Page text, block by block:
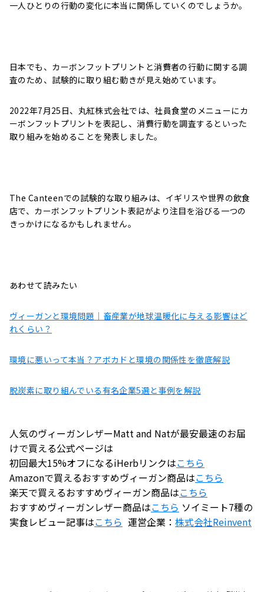
一人ひとりの行動の変化に本当に関係していくのでしょうか。
日本でも、カーボンフットプリントと消費者の行動に関する調
査のため、試験的に取り組む動きが見え始めています。
2022年7月25日、丸紅株式会社では、社員食堂のメニューにカ
ーボンフットプリントを表記し、消費行動を調査するといった
取り組みを始めることを発表しました。
The Canteenでの試験的な取り組みは、イギリスや世界の飲食
店で、カーボンフットプリント表記がより注目を浴びる一つの
きっかけになるかもしれません。
あわせて読みたい
ヴィーガンと環境問題｜畜産業が地球温暖化に与える影響はど
れくらい？
環境に悪いって本当？アボカドと環境の関係性を徹底解説
脱炭素に取り組んでいる有名企業5選と事例を解説
人気のヴィーガンレザーMatt and Natが最安最速のお届
けで買える公式ページは
初回最大15%オフになるiHerbリンクはこちら
Amazonで買えるおすすめヴィーガン商品はこちら
楽天で買えるおすすめヴィーガン商品はこちら
おすすめヴィーガンレザー商品はこちら ソイミート7種の
実食レビュー記事はこちら 運営企業： 株式会社Reinvent